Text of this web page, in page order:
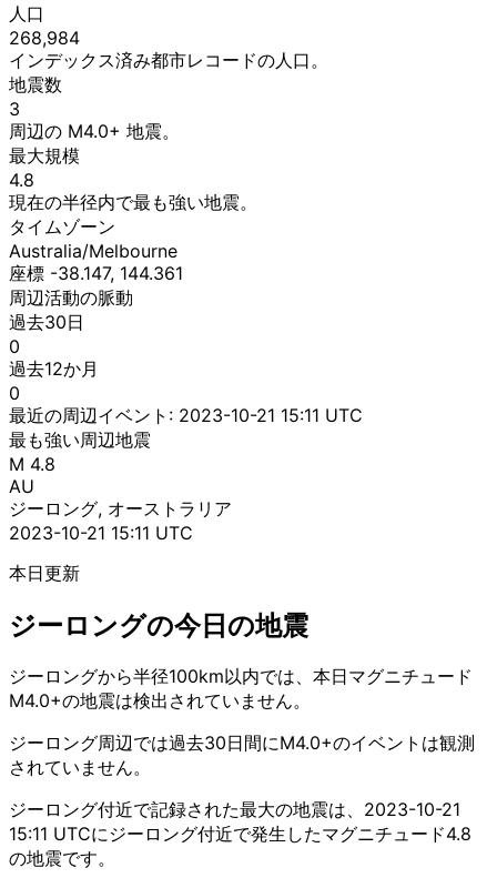
人口
268,984
インデックス済み都市レコードの人口。
地震数
3
周辺の M4.0+ 地震。
最大規模
4.8
現在の半径内で最も強い地震。
タイムゾーン
Australia/Melbourne
座標 -38.147, 144.361
周辺活動の脈動
過去30日
0
過去12か月
0
最近の周辺イベント: 2023-10-21 15:11 UTC
最も強い周辺地震
M 4.8
AU
ジーロング, オーストラリア
2023-10-21 15:11 UTC
本日更新
ジーロングの今日の地震
ジーロングから半径100km以内では、本日マグニチュード
M4.0+の地震は検出されていません。
ジーロング周辺では過去30日間にM4.0+のイベントは観測
されていません。
ジーロング付近で記録された最大の地震は、2023-10-21
15:11 UTCにジーロング付近で発生したマグニチュード4.8
の地震です。